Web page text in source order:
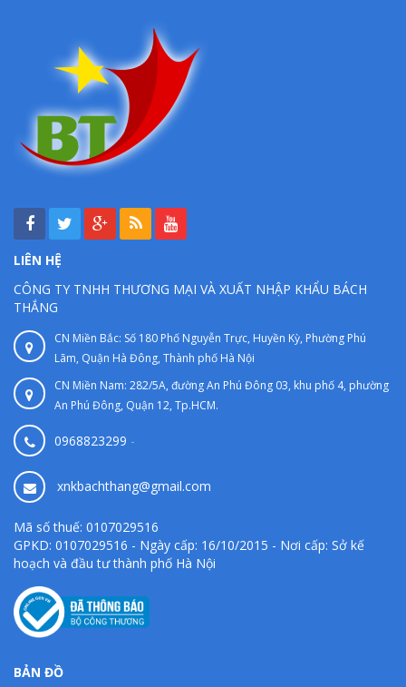
LIÊN HỆ
CÔNG TY TNHH THƯƠNG MẠI VÀ XUẤT NHẬP KHẨU BÁCH
THẮNG
CN Miền Bắc: Số 180 Phố Nguyễn Trực, Huyền Kỳ, Phường Phú
Lãm, Quận Hà Đông, Thành phố Hà Nội
CN Miền Nam: 282/5A, đường An Phú Đông 03, khu phố 4, phường
An Phú Đông, Quận 12, Tp.HCM.
0968823299 -
xnkbachthang@gmail.com
Mã số thuế: 0107029516
GPKD: 0107029516 - Ngày cấp: 16/10/2015 - Nơi cấp: Sở kế
hoạch và đầu tư thành phố Hà Nội
BẢN ĐỒ